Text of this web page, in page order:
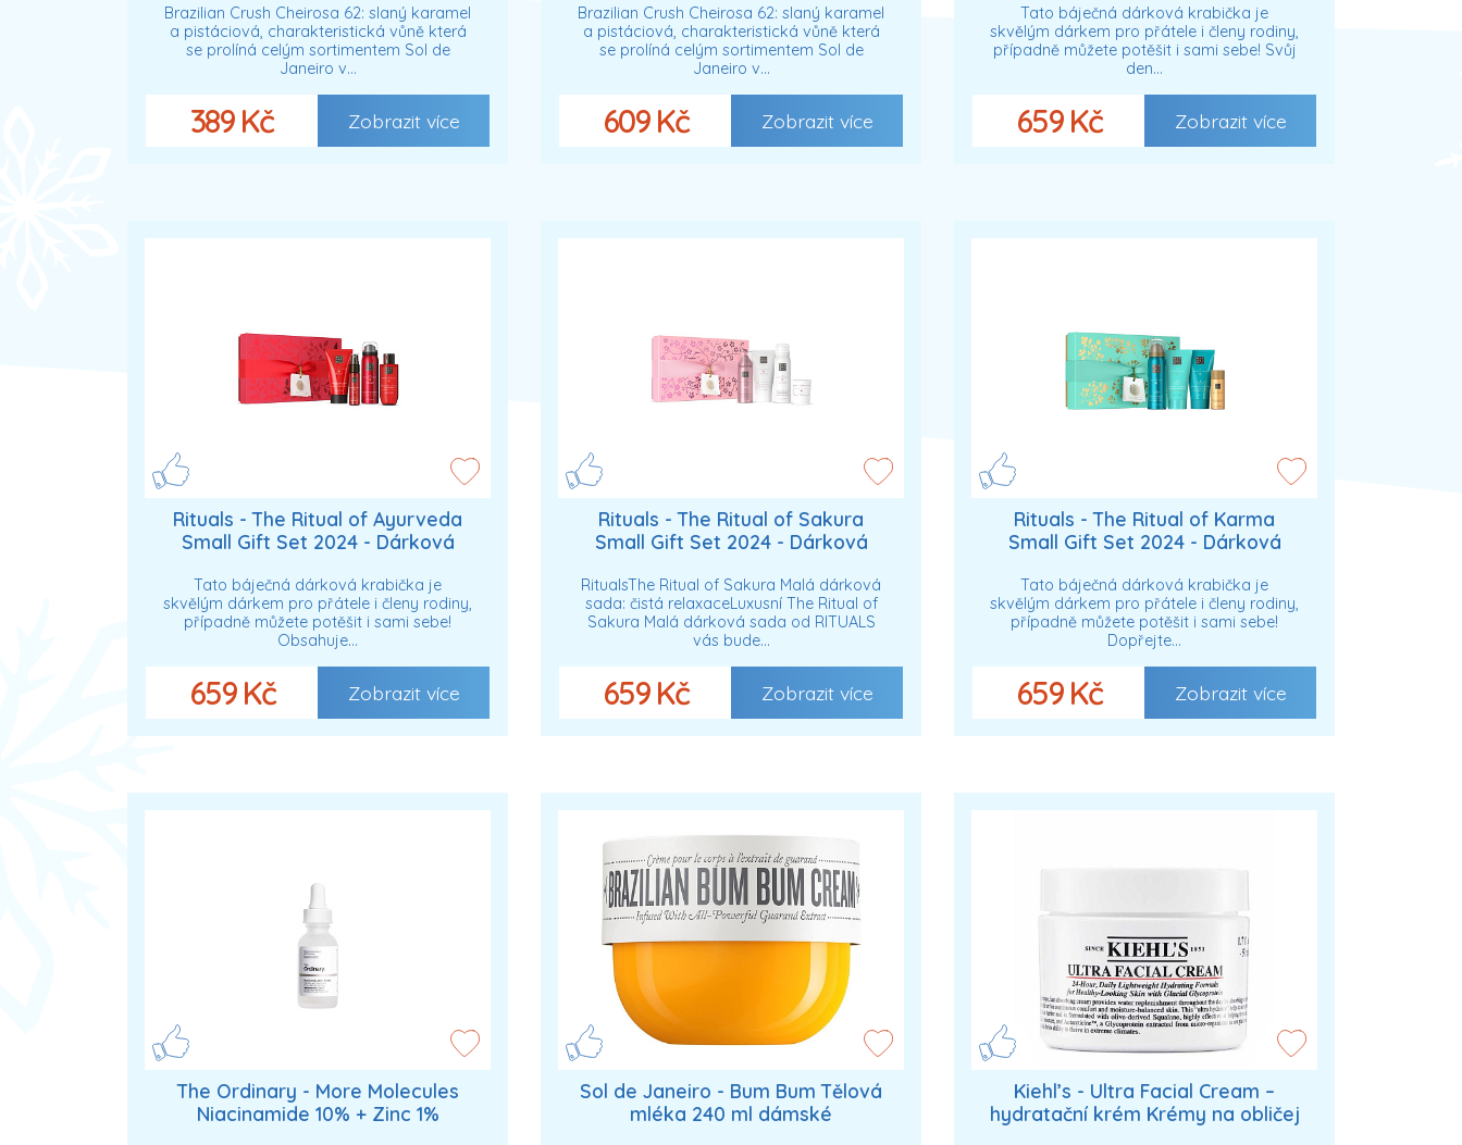
Brazilian Crush Cheirosa 62: slaný karamel
a pistáciová, charakteristická vůně která
se prolíná celým sortimentem Sol de
Janeiro v…
389 Kč Zobrazit více
Brazilian Crush Cheirosa 62: slaný karamel
a pistáciová, charakteristická vůně která
se prolíná celým sortimentem Sol de
Janeiro v…
609 Kč Zobrazit více
Tato báječná dárková krabička je
skvělým dárkem pro přátele i členy rodiny,
případně můžete potěšit i sami sebe! Svůj
den…
659 Kč Zobrazit více
Rituals - The Ritual of Ayurveda
Small Gift Set 2024 - Dárková
Tato báječná dárková krabička je
skvělým dárkem pro přátele i členy rodiny,
případně můžete potěšit i sami sebe!
Obsahuje…
659 Kč Zobrazit více
Rituals - The Ritual of Sakura
Small Gift Set 2024 - Dárková
RitualsThe Ritual of Sakura Malá dárková
sada: čistá relaxaceLuxusní The Ritual of
Sakura Malá dárková sada od RITUALS
vás bude…
659 Kč Zobrazit více
Rituals - The Ritual of Karma
Small Gift Set 2024 - Dárková
Tato báječná dárková krabička je
skvělým dárkem pro přátele i členy rodiny,
případně můžete potěšit i sami sebe!
Dopřejte…
659 Kč Zobrazit více
The Ordinary - More Molecules
Niacinamide 10% + Zinc 1%
Sol de Janeiro - Bum Bum Tělová
mléka 240 ml dámské
Kiehl’s - Ultra Facial Cream –
hydratační krém Krémy na obličej